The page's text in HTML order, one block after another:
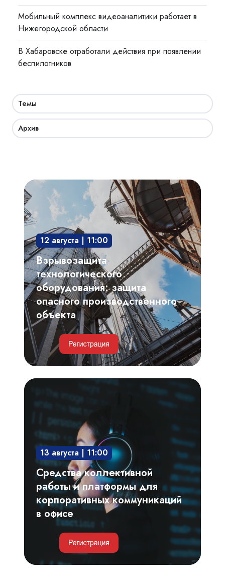
Мобильный комплекс видеоаналитики работает в
Нижегородской области
В Хабаровске отработали действия при появлении
беспилотников
Темы
Архив
Взрывозащита
технологического
оборудования:
защита
опасного
производственного
объекта
12 августа | 11:00
Взрывозащита
технологического
оборудования: защита
опасного производственного
объекта
Средства
коллективной
платформы
для
корпоративных
коммуникаций
офисе
13 августа | 11:00
Средства коллективной
работы и платформы для
корпоративных коммуникаций
в офисе